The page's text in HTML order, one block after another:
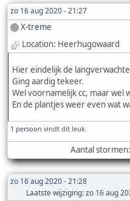
zo 16 aug 2020 - 21:27
X-treme
Location: Heerhugowaard
Hier eindelijk de
Ging aardig tekeer.
Wel voornamelijk cc, maar wel
En de plantjes weer even wat
1 persoon vindt dit leuk.
Aantal
zo 16 aug 2020 - 21:28
Laatste wijziging: zo 16 aug